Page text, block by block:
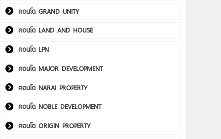
คอนโด GRAND UNITY
คอนโด LAND AND HOUSE
คอนโด LPN
คอนโด MAJOR DEVELOPMENT
คอนโด NARAI PROPERTY
คอนโด NOBLE DEVELOPMENT
คอนโด ORIGIN PROPERTY